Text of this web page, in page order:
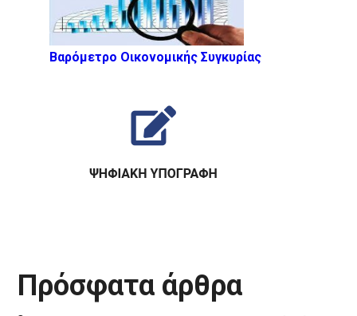
Βαρόμετρο Οικονομικής Συγκυρίας
Πρόσφατα άρθρα